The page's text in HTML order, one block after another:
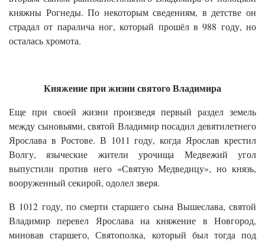
княжны Рогнеды. По некоторым сведениям, в детстве он
страдал от паралича ног, который прошёл в 988 году, но
осталась хромота.
Княжение при жизни святого Владимира
Еще при своей жизни произведя первый раздел земель
между сыновьями, святой Владимир посадил девятилетнего
Ярослава в Ростове. В 1011 году, когда Ярослав крестил
Волгу, языческие жители урочища Медвежий угол
выпустили против него «Святую Медведицу», но князь,
вооруженный секирой, одолел зверя.
В 1012 году, по смерти старшего сына Вышеслава, святой
Владимир перевел Ярослава на княжение в Новгород,
миновав старшего, Святополка, который был тогда под